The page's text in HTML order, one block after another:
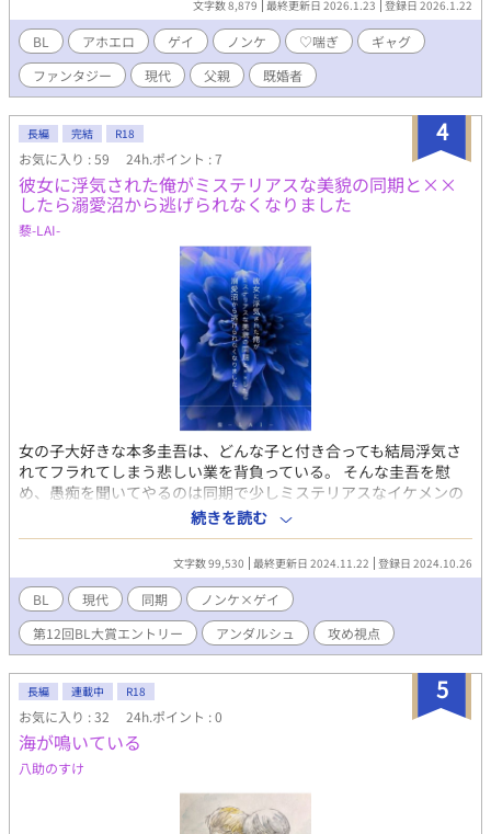
文字数 8,879 最終更新日 2026.1.23 登録日 2026.1.22
BL アホエロ ゲイ ノンケ ♡喘ぎ
ギャグ
ファンタジー
現代 父親 既婚者
4
長編 完結 R18
お気に入り : 59 24h.ポイント : 7
彼女に浮気された俺がミステリアスな美貌の同期と××
したら溺愛沼から逃げられなくなりました
藜-LAI-
女の子大好きな本多圭吾は、どんな子と付き合っても結局浮気さ
れてフラれてしまう悲しい業を背負っている。 そんな圭吾を慰
め、愚痴を聞いてやるのは同期で少しミステリアスなイケメンの
東条貴臣だった。 いつものように彼女にフラれた圭吾は貴臣の家
でマンガを読んでいたのだが… Rシーンは＊印をつけてます。 BL
大賞エントリーしてます。良ければ応援お願いします！
続きを読む
文字数 99,530 最終更新日 2024.11.22 登録日 2024.10.26
BL 現代 同期
ノンケ×ゲイ
第12回BL大賞エントリー
アンダルシュ 攻め視点
5
長編 連載中 R18
お気に入り : 32 24h.ポイント : 0
海が鳴いている
八助のすけ